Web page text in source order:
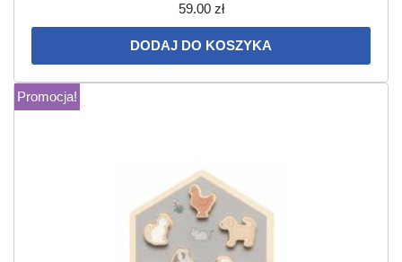
59.00 zł
DODAJ DO KOSZYKA
Promocja!